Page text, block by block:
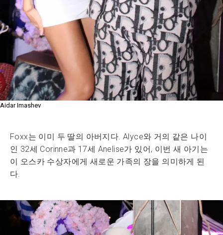
Aidar Imashev
Foxx는 이미 두 딸의 아버지다. Alyce와 거의 같은 나이
인 32세 Corinne과 17세 Anelise가 있어, 이번 새 아기는
이 오스카 수상자에게 새로운 가족의 장을 의미하게 된
다.